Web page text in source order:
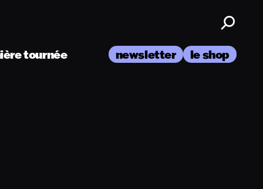
tournée newsletter le shop